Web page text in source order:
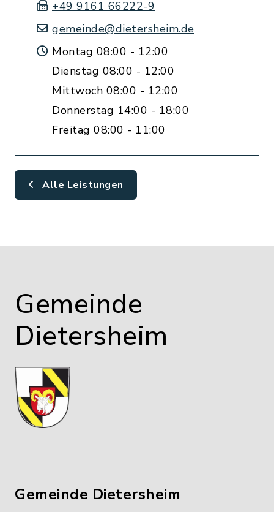
+49 9161 66222-9
gemeinde@dietersheim.de
Montag 08:00 - 12:00
Dienstag 08:00 - 12:00
Mittwoch 08:00 - 12:00
Donnerstag 14:00 - 18:00
Freitag 08:00 - 11:00
Alle Leistungen
Gemeinde
Dietersheim
Gemeinde Dietersheim